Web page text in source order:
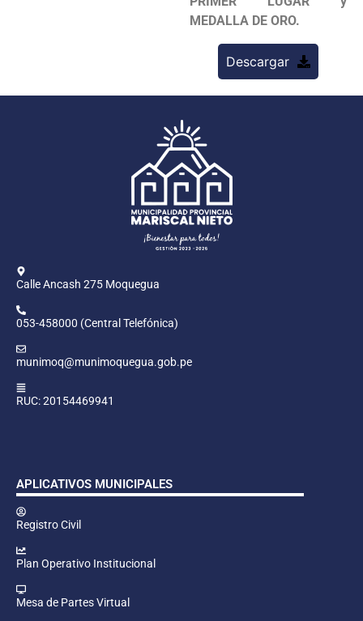
MEDALLA DE ORO.
Descargar
Calle Ancash 275 Moquegua
053-458000 (Central Telefónica)
munimoq@munimoquegua.gob.pe
RUC: 20154469941
APLICATIVOS MUNICIPALES
Registro Civil
Plan Operativo Institucional
Mesa de Partes Virtual